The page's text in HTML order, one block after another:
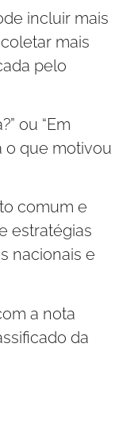
incluir mais
mais
pelo
ou “Em
o que motivou
comum e
estratégias
nacionais e
a nota
da